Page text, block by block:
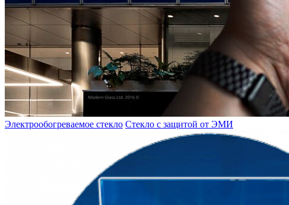
Электрообогреваемое стекло Стекло с защитой от ЭМИ